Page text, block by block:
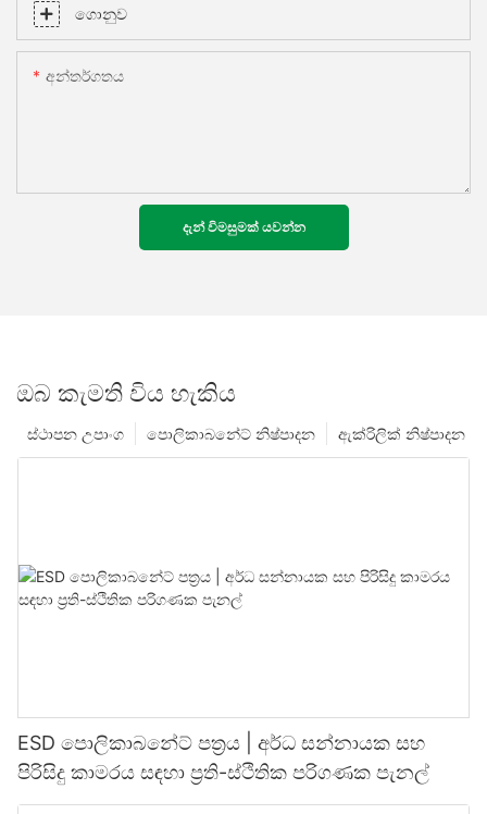
ගොනුව
අන්තර්ගතය
දැන් විමසුමක් යවන්න
ඔබ කැමති විය හැකිය
ඇක්රිලික් නිෂ්පාදන
පොලිකාබනේට් නිෂ්පාදන
ස්ථාපන උපාංග
ESD පොලිකාබනේට් පත්‍රය | අර්ධ සන්නායක සහ
පිරිසිදු කාමරය සඳහා ප්‍රති-ස්ථිතික පරිගණක පැනල්